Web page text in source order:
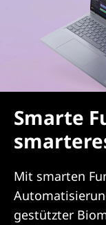
Smarte
Mit smarten
gestützter